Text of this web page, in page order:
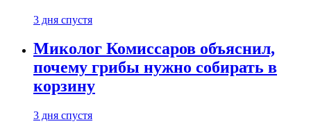
3 дня спустя
Миколог Комиссаров объяснил,
почему грибы нужно собирать в
корзину
3 дня спустя